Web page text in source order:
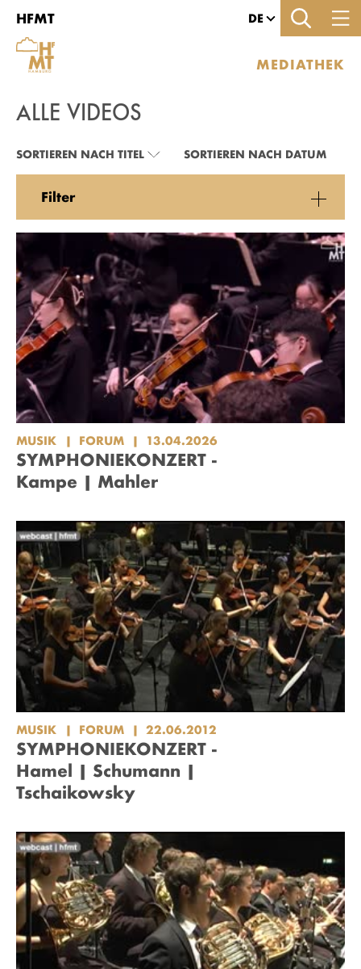
Zu den Filtern
Zur Metanavigation
Zur Hauptnavigation
Zur Suche
Zum Inhalt
Zum Seitenfuss
HFMT DE
MEDIATHEK
ALLE VIDEOS
ALLE VIDEOS
SORTIEREN NACH TITEL SORTIEREN NACH DATUM
Filter
MUSIK FORUM 13.04.2026
SYMPHONIEKONZERT -
Kampe | Mahler
MUSIK FORUM 22.06.2012
SYMPHONIEKONZERT -
Hamel | Schumann |
Tschaikowsky